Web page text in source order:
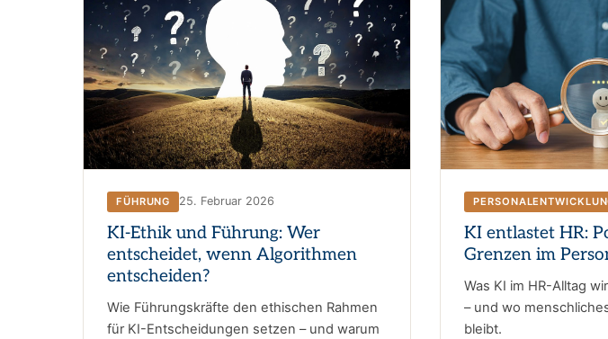
FÜHRUNG 25. Februar 2026
KI-Ethik und Führung: Wer
entscheidet, wenn Algorithmen
entscheiden?
Wie Führungskräfte den ethischen Rahmen
für KI-Entscheidungen setzen – und warum
KI entlastet HR:
Grenzen im
Was KI im HR-Alltag
– und wo
bleibt.